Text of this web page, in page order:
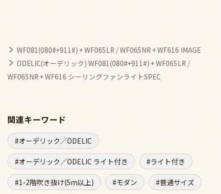
WF081(080#+911#) + WF065LR / WF065NR + WF616 IMAGE
ODELIC(オーデリック) WF081(080#+911#) + WF065LR /
WF065NR + WF616 シーリングファンライトSPEC
関連キーワード
オーデリック／ODELIC
オーデリック／ODELIC ライト付き ライト付き
1-2階吹き抜け(5m以上) モダン 普通サイズ